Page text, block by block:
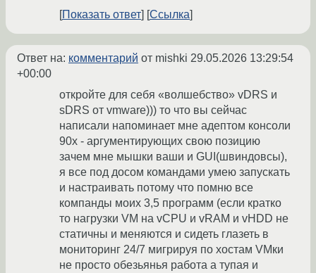
Показать ответ
Ссылка
Ответ на: комментарий от mishki 29.05.2026 13:29:54
+00:00
откройте для себя «волшебство» vDRS и
sDRS от vmware))) то что вы сейчас
написали напоминает мне адептом консоли
90х - аргументирующих свою позицию
зачем мне мышки ваши и GUI(швиндовсы),
я все под досом командами умею запускать
и настраивать потому что помню все
компанды моих 3,5 программ (если кратко
то нагрузки VM на vCPU и vRAM и vHDD не
статичны и меняются и сидеть глазеть в
мониторинг 24/7 мигрируя по хостам VMки
не просто обезьянья работа а тупая и